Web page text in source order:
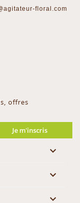
floral.com
offres
Je m'inscris


